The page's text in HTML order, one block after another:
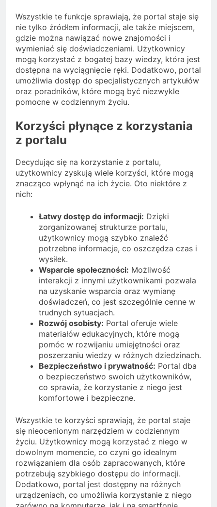
Wszystkie te funkcje sprawiają, że portal staje się
nie tylko źródłem informacji, ale także miejscem,
gdzie można nawiązać nowe znajomości i
wymieniać się doświadczeniami. Użytkownicy
mogą korzystać z bogatej bazy wiedzy, która jest
dostępna na wyciągnięcie ręki. Dodatkowo, portal
umożliwia dostęp do specjalistycznych artykułów
oraz poradników, które mogą być niezwykle
pomocne w codziennym życiu.
Korzyści płynące z korzystania
z portalu
Decydując się na korzystanie z portalu,
użytkownicy zyskują wiele korzyści, które mogą
znacząco wpłynąć na ich życie. Oto niektóre z
nich:
Łatwy dostęp do informacji: Dzięki
zorganizowanej strukturze portalu,
użytkownicy mogą szybko znaleźć
potrzebne informacje, co oszczędza czas i
wysiłek.
Wsparcie społeczności: Możliwość
interakcji z innymi użytkownikami pozwala
na uzyskanie wsparcia oraz wymianę
doświadczeń, co jest szczególnie cenne w
trudnych sytuacjach.
Rozwój osobisty: Portal oferuje wiele
materiałów edukacyjnych, które mogą
pomóc w rozwijaniu umiejętności oraz
poszerzaniu wiedzy w różnych dziedzinach.
Bezpieczeństwo i prywatność: Portal dba
o bezpieczeństwo swoich użytkowników,
co sprawia, że korzystanie z niego jest
komfortowe i bezpieczne.
Wszystkie te korzyści sprawiają, że portal staje
się nieocenionym narzędziem w codziennym
życiu. Użytkownicy mogą korzystać z niego w
dowolnym momencie, co czyni go idealnym
rozwiązaniem dla osób zapracowanych, które
potrzebują szybkiego dostępu do informacji.
Dodatkowo, portal jest dostępny na różnych
urządzeniach, co umożliwia korzystanie z niego